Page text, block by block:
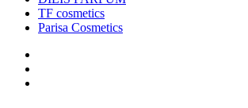
TF cosmetics
Parisa Cosmetics